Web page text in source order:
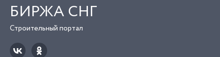
БИРЖА СНГ
Строительный портал